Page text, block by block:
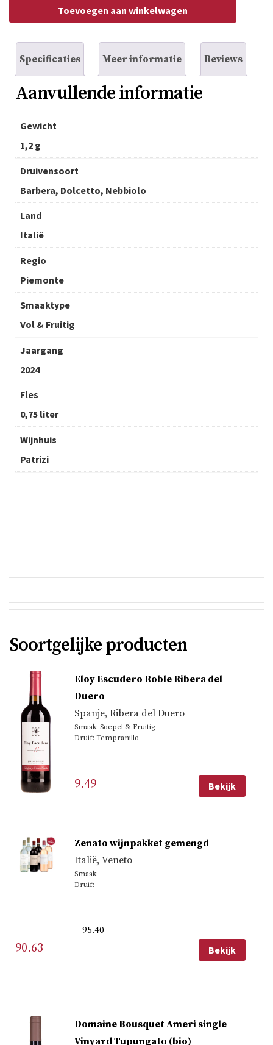
DOC
Toevoegen aan winkelwagen
Specificaties Meer informatie Reviews
Aanvullende informatie
Gewicht
1,2 g
Druivensoort
Barbera, Dolcetto, Nebbiolo
Land
Italië
Regio
Piemonte
Smaaktype
Vol & Fruitig
Jaargang
2024
Fles
0,75 liter
Wijnhuis
Patrizi
Soortgelijke producten
Eloy Escudero Roble Ribera del
Duero
Spanje, Ribera del Duero
Smaak: Soepel & Fruitig
Druif: Tempranillo
9.49 Bekijk
Zenato wijnpakket gemengd
Italië, Veneto
Smaak:
Druif:
95.40
90.63 Bekijk
95,40.
90,63.
Domaine Bousquet Ameri single
Vinyard Tupungato (bio)